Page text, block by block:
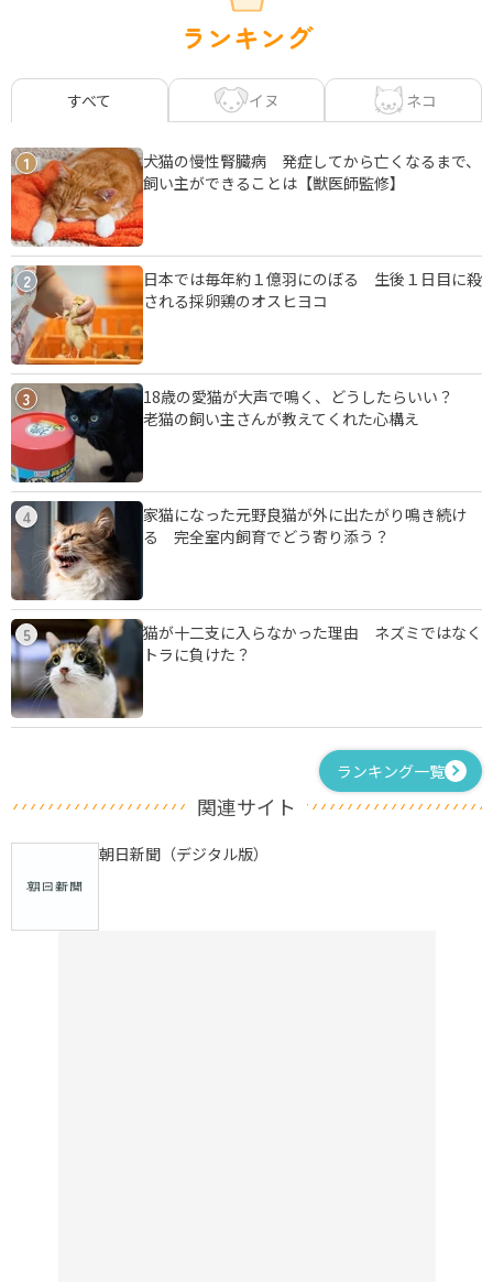
ランキング
すべて イヌ ネコ
1
犬猫の慢性腎臓病 発症してから亡くなるまで、
飼い主ができることは【獣医師監修】
2
日本では毎年約１億羽にのぼる 生後１日目に殺
される採卵鶏のオスヒヨコ
3
18歳の愛猫が大声で鳴く、どうしたらいい？
老猫の飼い主さんが教えてくれた心構え
4
家猫になった元野良猫が外に出たがり鳴き続け
る 完全室内飼育でどう寄り添う？
5
猫が十二支に入らなかった理由 ネズミではなく
トラに負けた？
ランキング一覧
関連サイト
朝日新聞（デジタル版）